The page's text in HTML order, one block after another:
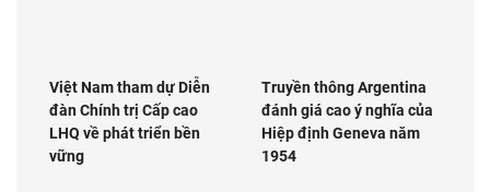
Việt Nam tham dự Diễn
đàn Chính trị Cấp cao
LHQ về phát triển bền
vững
Truyền thông Argentina
đánh giá cao ý nghĩa của
Hiệp định Geneva năm
1954